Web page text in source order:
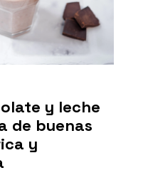
y leche
de buenas
y